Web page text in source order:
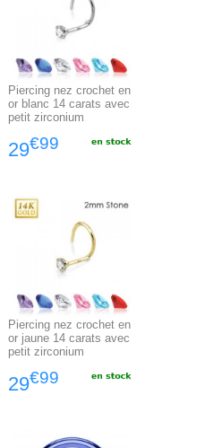
Piercing nez crochet en
or blanc 14 carats avec
petit zirconium
29€99
Piercing nez crochet en
or jaune 14 carats avec
petit zirconium
29€99